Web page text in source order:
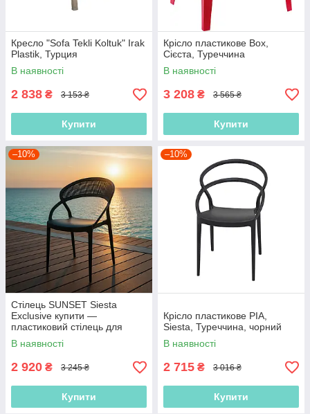
Кресло "Sofa Tekli Koltuk" Irak
Plastik, Турция
В наявності
2 838 ₴ 3 153 ₴
Купити
Крісло пластикове Box,
Сієста, Туреччина
В наявності
3 208 ₴ 3 565 ₴
Купити
–10%
Стілець SUNSET Siesta
Exclusive купити —
пластиковий стілець для
кафе та саду
В наявності
2 920 ₴ 3 245 ₴
Купити
–10%
Крісло пластикове PIA,
Siesta, Туреччина, чорний
В наявності
2 715 ₴ 3 016 ₴
Купити